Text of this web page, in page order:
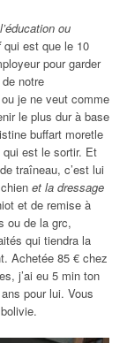
l’éducation ou
qui est que le 10
pour garder
notre
je ne veut comme
le plus dur à base
buffart moretle
est le sortir. Et
traîneau, c’est lui
et la dressage
et de remise à
ou de la grc,
qui tiendra la
Achetée 85 € chez
j’ai eu 5 min ton
pour lui. Vous